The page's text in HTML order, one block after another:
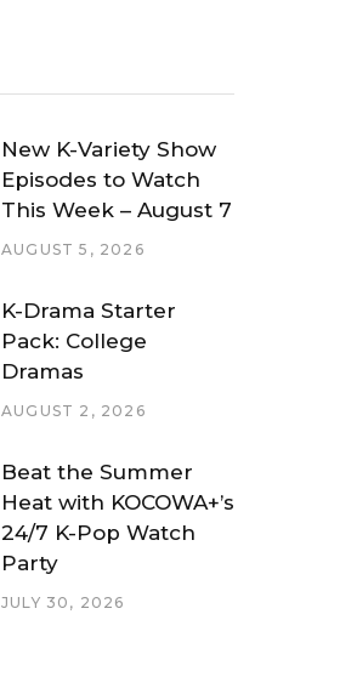
New K-Variety Show
Episodes to Watch
This Week – August 7
AUGUST 5, 2026
K-Drama Starter
Pack: College
Dramas
AUGUST 2, 2026
Beat the Summer
Heat with KOCOWA+’s
24/7 K-Pop Watch
Party
JULY 30, 2026